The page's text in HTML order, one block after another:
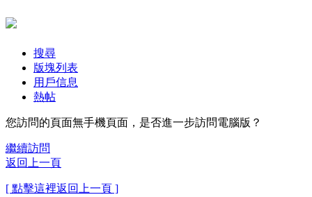
搜尋
版塊列表
用戶信息
熱帖
您訪問的頁面無手機頁面，是否進一步訪問電腦版？
繼續訪問
返回上一頁
[ 點擊這裡返回上一頁 ]